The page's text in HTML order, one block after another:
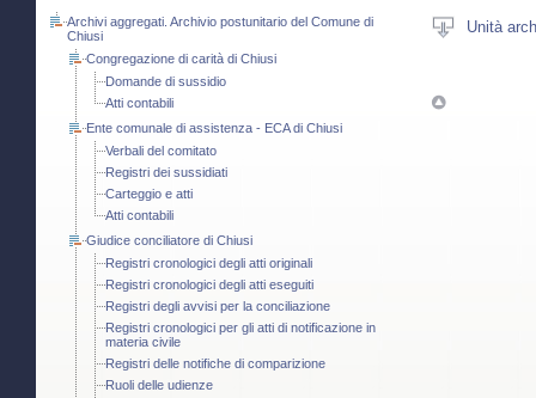
Archivi aggregati. Archivio postunitario del Comune di
Chiusi
Congregazione di carità di Chiusi
Domande di sussidio
Atti contabili
Ente comunale di assistenza - ECA di Chiusi
Verbali del comitato
Registri dei sussidiati
Carteggio e atti
Atti contabili
Giudice conciliatore di Chiusi
Registri cronologici degli atti originali
Registri cronologici degli atti eseguiti
Registri degli avvisi per la conciliazione
Registri cronologici per gli atti di notificazione in
materia civile
Registri delle notifiche di comparizione
Ruoli delle udienze
Unità